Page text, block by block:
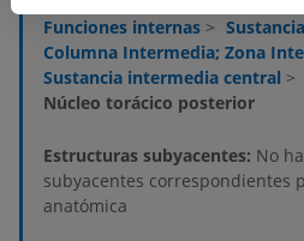
Funciones internas >
Columna Intermedia; Zona
Sustancia intermedia central >
Núcleo torácico posterior
Estructuras subyacentes: No
subyacentes correspondientes
anatómica